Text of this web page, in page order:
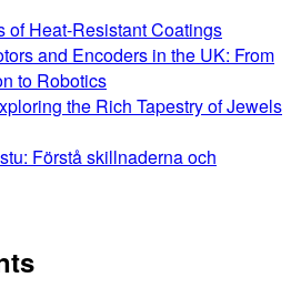
of Heat-Resistant Coatings
and Encoders in the UK: From
to Robotics
the Rich Tapestry of Jewels
Förstå skillnaderna och